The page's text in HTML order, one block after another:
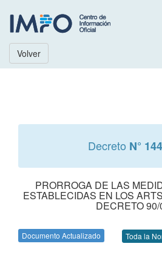
Volver
Decreto N°
PRORROGA DE LAS
ESTABLECIDAS EN LOS
DECRETO 90/
Documento Actualizado Toda la